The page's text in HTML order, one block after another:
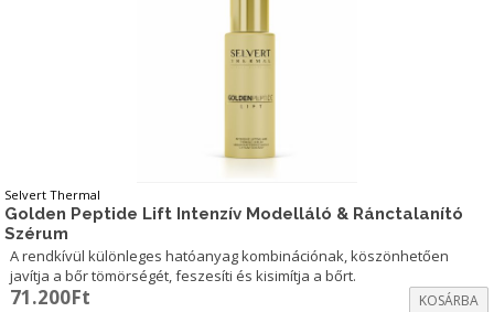
Selvert Thermal
Golden Peptide Lift Intenzív Modelláló & Ránctalanító
Szérum
A rendkívül különleges hatóanyag kombinációnak, köszönhetően
javítja a bőr tömörségét, feszesíti és kisimítja a bőrt.
71.200Ft KOSÁRBA